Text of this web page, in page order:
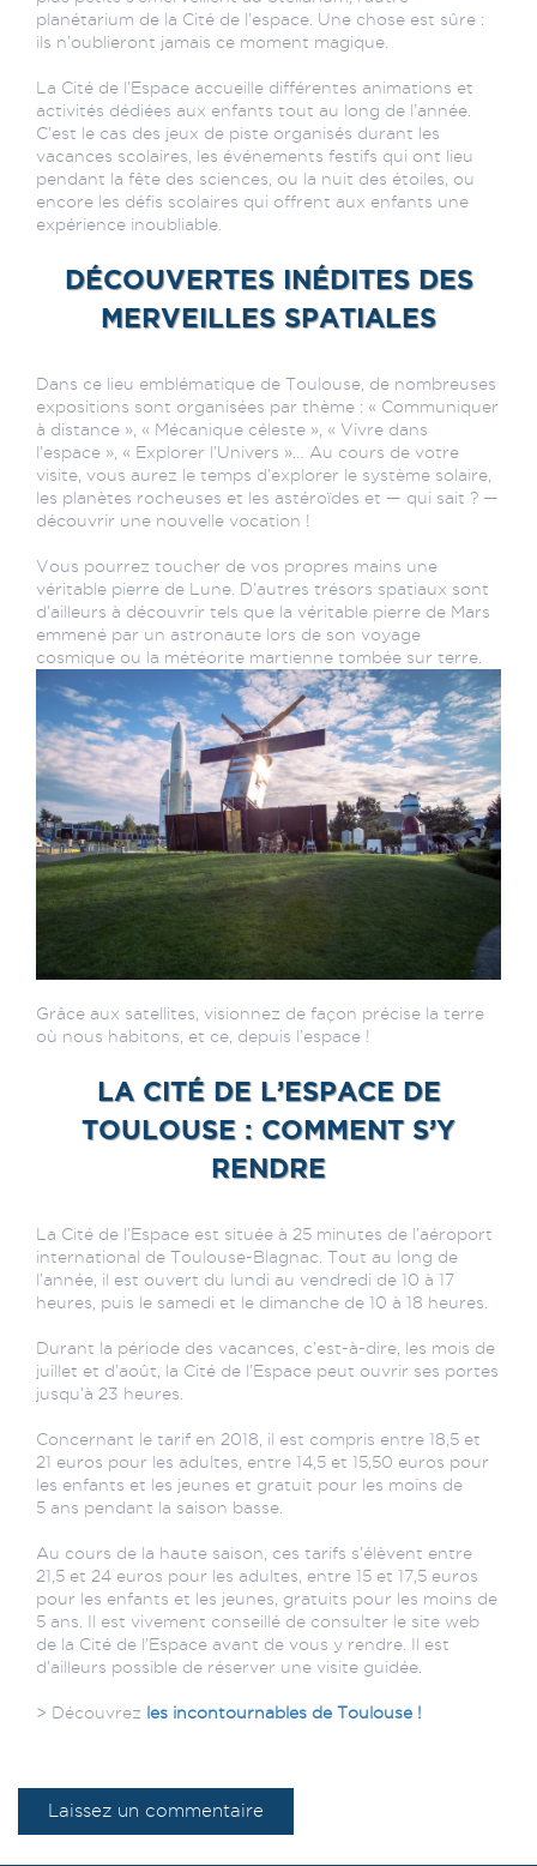
planétarium de la Cité de l’espace. Une chose est sûre :
ils n’oublieront jamais ce moment magique.
La Cité de l’Espace accueille différentes animations et
activités dédiées aux enfants tout au long de l’année.
C’est le cas des jeux de piste organisés durant les
vacances scolaires, les événements festifs qui ont lieu
pendant la fête des sciences, ou la nuit des étoiles, ou
encore les défis scolaires qui offrent aux enfants une
expérience inoubliable.
DÉCOUVERTES INÉDITES DES
MERVEILLES SPATIALES
Dans ce lieu emblématique de Toulouse, de nombreuses
expositions sont organisées par thème : « Communiquer
à distance », « Mécanique céleste », « Vivre dans
l’espace », « Explorer l’Univers »… Au cours de votre
visite, vous aurez le temps d’explorer le système solaire,
les planètes rocheuses et les astéroïdes et — qui sait ? —
découvrir une nouvelle vocation !
Vous pourrez toucher de vos propres mains une
véritable pierre de Lune. D’autres trésors spatiaux sont
d’ailleurs à découvrir tels que la véritable pierre de Mars
emmené par un astronaute lors de son voyage
cosmique ou la météorite martienne tombée sur terre.
Grâce aux satellites, visionnez de façon précise la terre
où nous habitons, et ce, depuis l’espace !
LA CITÉ DE L’ESPACE DE
TOULOUSE : COMMENT S’Y
RENDRE
La Cité de l’Espace est située à 25 minutes de l’aéroport
international de Toulouse-Blagnac. Tout au long de
l’année, il est ouvert du lundi au vendredi de 10 à 17
heures, puis le samedi et le dimanche de 10 à 18 heures.
Durant la période des vacances, c’est-à-dire, les mois de
juillet et d’août, la Cité de l’Espace peut ouvrir ses portes
jusqu’à 23 heures.
Concernant le tarif en 2018, il est compris entre 18,5 et
21 euros pour les adultes, entre 14,5 et 15,50 euros pour
les enfants et les jeunes et gratuit pour les moins de
5 ans pendant la saison basse.
Au cours de la haute saison, ces tarifs s’élèvent entre
21,5 et 24 euros pour les adultes, entre 15 et 17,5 euros
pour les enfants et les jeunes, gratuits pour les moins de
5 ans. Il est vivement conseillé de consulter le site web
de la Cité de l’Espace avant de vous y rendre. Il est
d’ailleurs possible de réserver une visite guidée.
> Découvrez les incontournables de Toulouse !
Laissez un commentaire